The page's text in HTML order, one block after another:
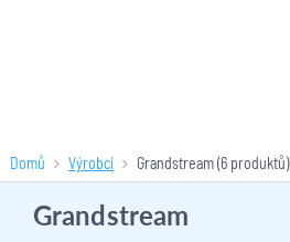
Domů Výrobci Grandstream(6 produktů)
Grandstream